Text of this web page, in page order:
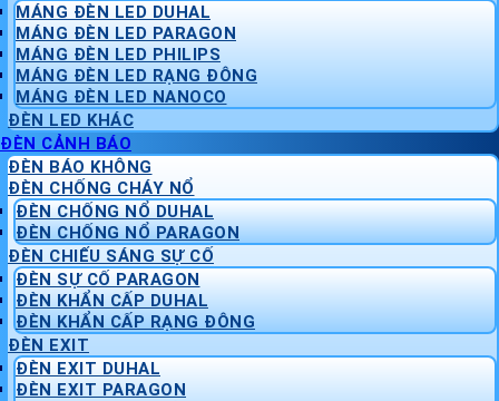
MÁNG ĐÈN LED DUHAL
MÁNG ĐÈN LED PARAGON
MÁNG ĐÈN LED PHILIPS
MÁNG ĐÈN LED RẠNG ĐÔNG
MÁNG ĐÈN LED NANOCO
ĐÈN LED KHÁC
ĐÈN CẢNH BÁO
ĐÈN BÁO KHÔNG
ĐÈN CHỐNG CHÁY NỔ
ĐÈN CHỐNG NỔ DUHAL
ĐÈN CHỐNG NỔ PARAGON
ĐÈN CHIẾU SÁNG SỰ CỐ
ĐÈN SỰ CỐ PARAGON
ĐÈN KHẨN CẤP DUHAL
ĐÈN KHẨN CẤP RẠNG ĐÔNG
ĐÈN EXIT
ĐÈN EXIT DUHAL
ĐÈN EXIT PARAGON